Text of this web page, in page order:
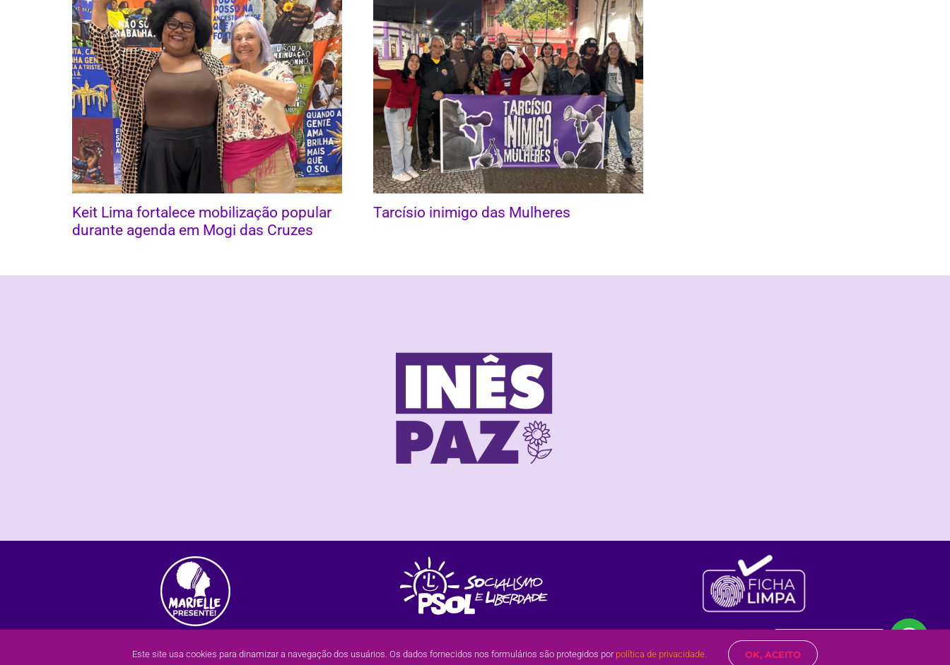
Keit Lima fortalece mobilização popular
durante agenda em Mogi das Cruzes
Tarcísio inimigo das Mulheres
2022 | Inês Paz do PSOL / Mogi das Cruzes – SP
Olá?Posso te ajudar?
Este site usa cookies para dinamizar a navegação dos usuários. Os dados fornecidos nos formulários são protegidos por política de privacidade. OK, ACEITO